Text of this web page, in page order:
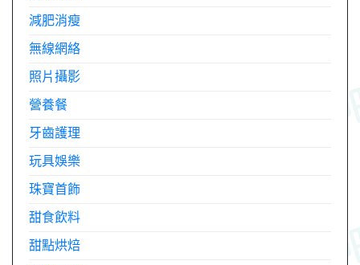
減肥消瘦
無線網絡
照片攝影
營養餐
牙齒護理
玩具娛樂
珠寶首飾
甜食飲料
甜點烘焙